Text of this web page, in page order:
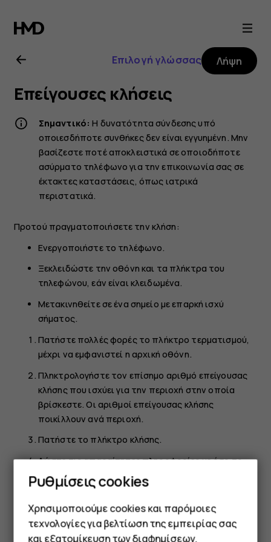
Οδηγίες
χρήσης
Nokia
2720
Επιλογή γλώσσας Λήψη
Επείγουσες κλήσεις
Σημαντικό: Η δυνατότητα σύνδεσης υπό
οποιεσδήποτε συνθήκες δεν είναι εγγυημένη. Μην
βασίζεστε ποτέ αποκλειστικά σε οποιοδήποτε
ασύρματο τηλέφωνο για την επικοινωνία σας σε
έκτακτες καταστάσεις, όπως ιατρικά
περιστατικά.
Προτού πραγματοποιήσετε την κλήση:
Ενεργοποιήστε το τηλέφωνο.
Ξεκλειδώστε την οθόνη και τα πλήκτρα του
τηλεφώνου, εάν είναι κλειδωμένα.
Μετακινηθείτε σε ένα σημείο με επαρκή ισχύ
σήματος.
Πατήστε πολλές φορές το πλήκτρο τερματισμού,
μέχρι να εμφανιστεί η αρχική οθόνη.
Πληκτρολογήστε τον επίσημο αριθμό επείγουσας
κλήσης που ισχύει για την περιοχή στην οποία
βρίσκεστε. Οι αριθμοί επείγουσας κλήσης
ποικίλλουν ανά περιοχή.
Πατήστε το πλήκτρο κλήσης.
Δώστε τις απαραίτητες πληροφορίες με όσο το
δυνατόν μεγαλύτερη ακρίβεια. Μην τερματίσετε
την κλήση εάν δεν σας δοθεί σχετική άδεια.
Μπορεί επίσης να χρειαστεί να κάνετε τα εξής:
Να τοποθετήσετε μια κάρτα SIM στο τηλέφωνο.
Ρυθμίσεις cookies
Χρησιμοποιούμε cookies και παρόμοιες
τεχνολογίες για βελτίωση της εμπειρίας σας
και εξατομίκευση των διαφημίσεων.